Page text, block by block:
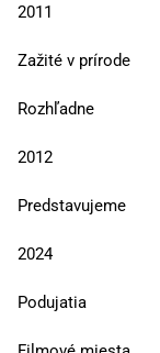
2011
Zažité v prírode
Rozhľadne
2012
Predstavujeme
2024
Podujatia